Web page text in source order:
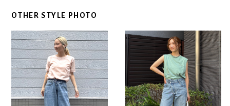
OTHER STYLE PHOTO